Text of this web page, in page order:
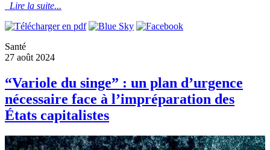
Lire la suite...
Santé
27 août 2024
“Variole du singe” : un plan d’urgence
nécessaire face à l’impréparation des
États capitalistes